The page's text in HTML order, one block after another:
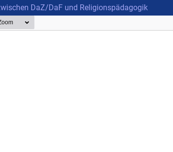
DaZ/DaF und Religionspädagogik